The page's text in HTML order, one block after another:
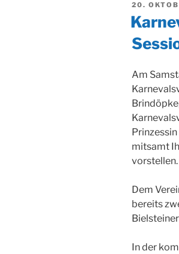
AM
20.
Am
mitsamt
vorstellen.
Dem
bereits
In der